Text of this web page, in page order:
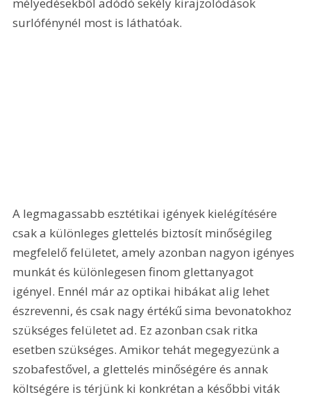
mélyedésekből adódó sekély kirajzolódások
surlófénynél most is láthatóak.
A legmagassabb esztétikai igények kielégítésére
csak a különleges glettelés biztosít minőségileg
megfelelő felületet, amely azonban nagyon igényes
munkát és különlegesen finom glettanyagot
igényel. Ennél már az optikai hibákat alig lehet
észrevenni, és csak nagy értékű sima bevonatokhoz
szükséges felületet ad. Ez azonban csak ritka
esetben szükséges. Amikor tehát megegyezünk a
szobafestővel, a glettelés minőségére és annak
költségére is térjünk ki konkrétan a későbbi viták